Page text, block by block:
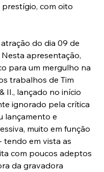
prestígio, com oito
do dia 09 de
apresentação,
para um mergulho na
trabalhos de Tim
II., lançado no início
ignorado pela crítica
lançamento e
muito em função
tendo em vista as
com poucos adeptos
da gravadora